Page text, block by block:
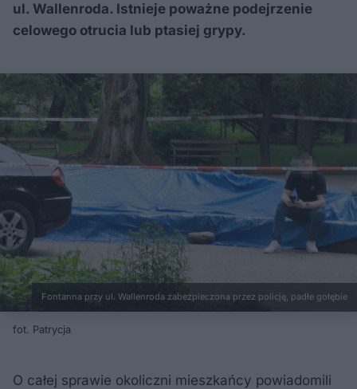
ul. Wallenroda. Istnieje poważne podejrzenie
celowego otrucia lub ptasiej grypy.
Fontanna przy ul. Wallenroda zabezpieczona przez policję, padłe gołębie
fot. Patrycja
O całej sprawie okoliczni mieszkańcy powiadomili